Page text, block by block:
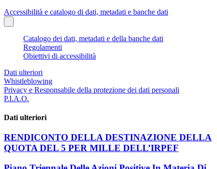
Accessibilità e catalogo di dati, metadati e banche dati
Catalogo dei dati, metadati e della banche dati
Regolamenti
Obiettivi di accessibilità
Dati ulteriori
Whistleblowing
Privacy e Responsabile della protezione dei dati personali
P.I.A.O.
Dati ulteriori
RENDICONTO DELLA DESTINAZIONE DELLA
QUOTA DEL 5 PER MILLE DELL’IRPEF